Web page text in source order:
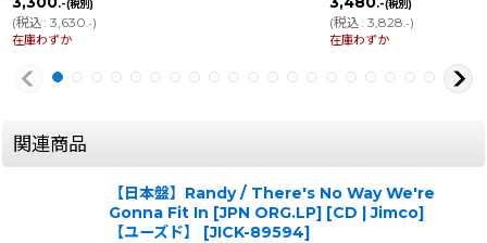
.-(税別)
(税込: 3,630 .-)
在庫わずか
.-(税別)
(税込: 3,828 .-)
在庫わずか
関連商品
【日本盤】Randy / There's No Way We're
Gonna Fit In [JPN ORG.LP] [CD | Jimco]
【ユーズド】
[JICK-89594]